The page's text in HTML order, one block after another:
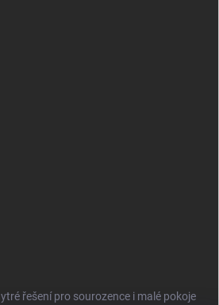
řešení pro sourozence i malé pokoje